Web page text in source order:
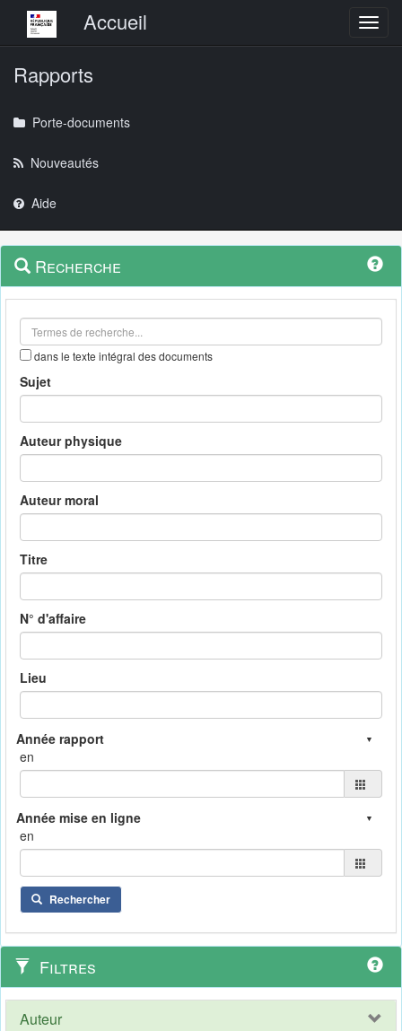
Menu principalAccueil
Rapports
Porte-documents
Nouveautés
Aide
Navigation
outils
Menu
contextuel
Recherche
dans le texte intégral des documents
Sujet
Auteur physique
Auteur moral
Titre
N° d'affaire
Lieu
en
en
Rechercher
Filtres
Auteur